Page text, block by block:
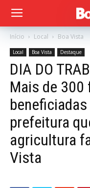
Início Local Boa Vista
Local Boa Vista Destaque
DIA DO
Mais de
prefeitura
agricultura
Vista